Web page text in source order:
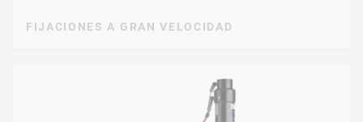
FIJACIONES A GRAN VELOCIDAD